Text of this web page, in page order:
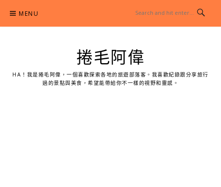
content
MENU
捲毛阿偉
HA！我是捲毛阿偉，一個喜歡探索各地的旅遊部落客。我喜歡紀錄跟分享旅行
過的景點與美食，希望能帶給你不一樣的視野和靈感。